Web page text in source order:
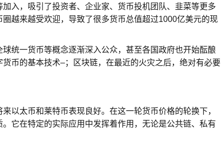
入，吸引了投资者、企业家、货币投机团队、韭菜等更多
越来越受欢迎，导致了很多货币总值超过1000亿美元的现
统一货币等概念逐渐深入公众，甚至各国政府也开始酝酿
币的基本技术–；区块链，在最近的火灾之后，绝对有必要
以太币和莱特币表现良好。在这一轮货币价格的轮换下，
它在特定的实际应用中发挥着作用，无论是公共链、私有